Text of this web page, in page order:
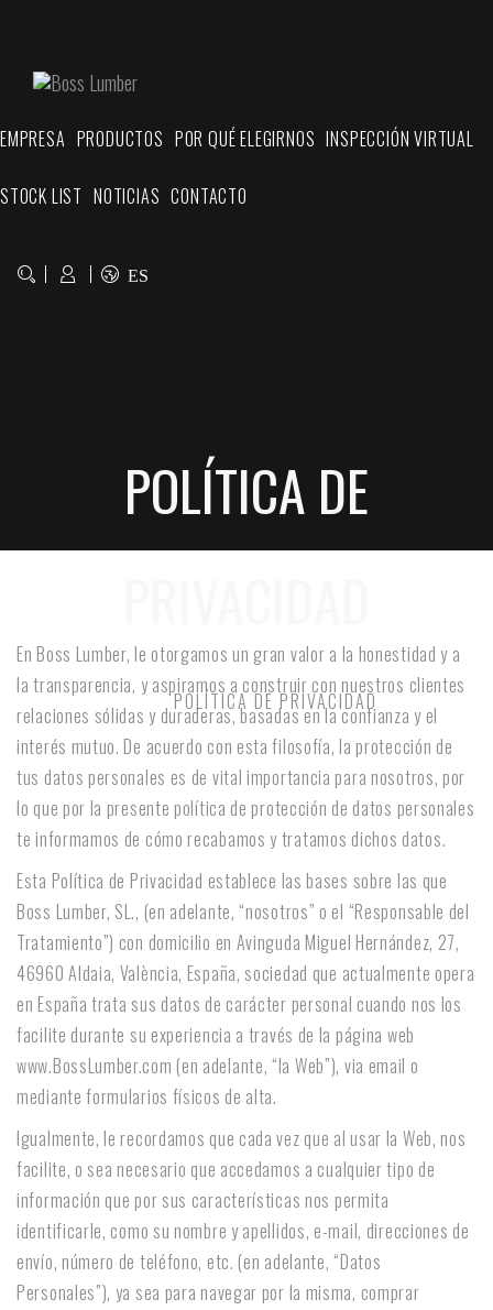
EMPRESA PRODUCTOS POR QUÉ ELEGIRNOS INSPECCIÓN VIRTUAL
STOCK LIST NOTICIAS CONTACTO
ES
POLÍTICA DE
HOME POLÍTICA DE PRIVACIDAD
En Boss Lumber, le otorgamos un gran valor a la honestidad y a
la transparencia, y aspiramos a construir con nuestros clientes
relaciones sólidas y duraderas, basadas en la confianza y el
interés mutuo. De acuerdo con esta filosofía, la protección de
tus datos personales es de vital importancia para nosotros, por
lo que por la presente política de protección de datos personales
te informamos de cómo recabamos y tratamos dichos datos.
Esta Política de Privacidad establece las bases sobre las que
Boss Lumber, SL., (en adelante, “nosotros” o el “Responsable del
Tratamiento”) con domicilio en Avinguda Miguel Hernández, 27,
46960 Aldaia, València, España, sociedad que actualmente opera
en España trata sus datos de carácter personal cuando nos los
facilite durante su experiencia a través de la página web
www.BossLumber.com (en adelante, “la Web”), via email o
mediante formularios físicos de alta.
Igualmente, le recordamos que cada vez que al usar la Web, nos
facilite, o sea necesario que accedamos a cualquier tipo de
información que por sus características nos permita
identificarle, como su nombre y apellidos, e-mail, direcciones de
envío, número de teléfono, etc. (en adelante, “Datos
Personales”), ya sea para navegar por la misma, comprar